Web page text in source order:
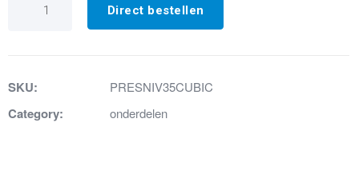
Niveaudrukschakelaar+microschakelaar
Direct bestellen
SKU: PRESNIV35CUBIC
Category: onderdelen